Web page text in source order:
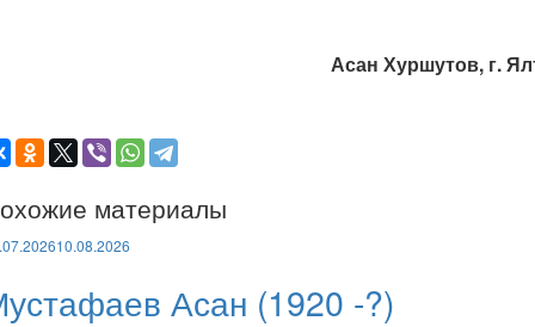
Асан Хуршутов, г.
материалы
10.08.2026
Асан (1920 -?)